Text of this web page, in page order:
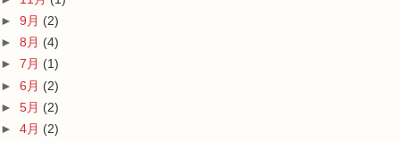
► 9月 (2)
► 8月 (4)
► 7月 (1)
► 6月 (2)
► 5月 (2)
► 4月 (2)